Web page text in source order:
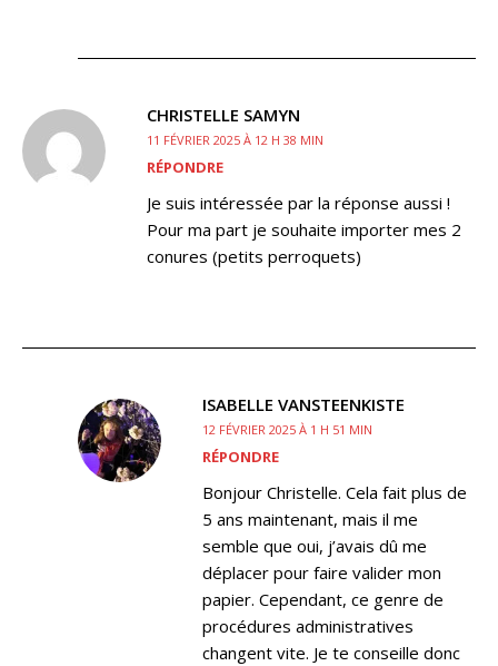
CHRISTELLE SAMYN
11 FÉVRIER 2025 À 12 H 38 MIN
RÉPONDRE
Je suis intéressée par la réponse aussi !
Pour ma part je souhaite importer mes 2
conures (petits perroquets)
ISABELLE VANSTEENKISTE
12 FÉVRIER 2025 À 1 H 51 MIN
RÉPONDRE
Bonjour Christelle. Cela fait plus de
5 ans maintenant, mais il me
semble que oui, j’avais dû me
déplacer pour faire valider mon
papier. Cependant, ce genre de
procédures administratives
changent vite. Je te conseille donc